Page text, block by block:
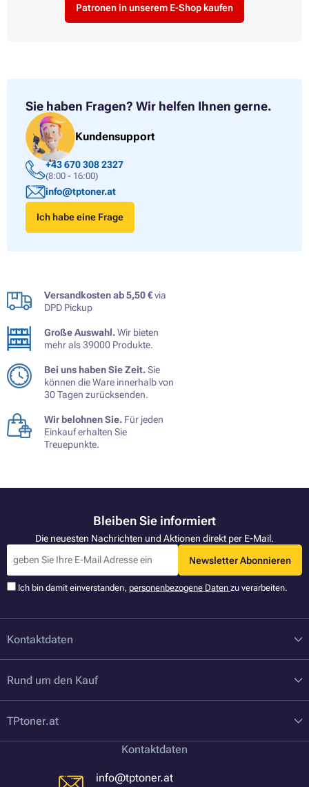
Patronen in unserem E-Shop kaufen
Sie haben Fragen? Wir helfen Ihnen gerne.
Kundensupport
+43 670 308 2327
(8:00 - 16:00)
info@tptoner.at
Ich habe eine Frage
Versandkosten ab 5,50 €via
DPD Pickup
Große Auswahl.Wir bieten
mehr als 39000 Produkte.
Bei uns haben Sie Zeit.Sie
können die Ware innerhalb von
30 Tagen zurücksenden.
Wir belohnen Sie. Für jeden
Einkauf erhalten Sie
Treuepunkte.
Bleiben Sie informiert
Die neuesten Nachrichten und Aktionen direkt per E-Mail.
Newsletter Abonnieren
Ich bin damit einverstanden, personenbezogene Daten zu verarbeiten.
Kontaktdaten
Rund um den Kauf
TPtoner.at
Kontaktdaten
info@tptoner.at